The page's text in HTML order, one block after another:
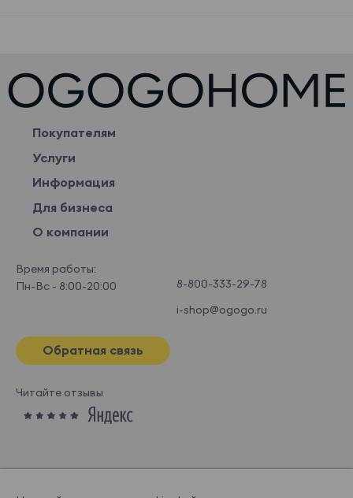
Покупателям
Услуги
Информация
Для бизнеса
О компании
Время работы:
Пн-Вс - 8:00-20:00
8-800-333-29-78
i-shop@ogogo.ru
Обратная связь
Читайте отзывы